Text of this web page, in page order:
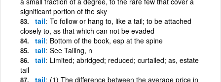
significant portion of the sky
tail To follow or hang to, like a tail; to be attached
closely to, as that which can not be evaded
tail Bottom of the book, esp at the spine
tail See Tailing, n
tail Limited; abridged; reduced; curtailed; as, estate
tail
tail (1) The difference between the average price in